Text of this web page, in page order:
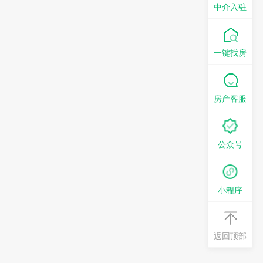
中介入驻
一键找房
房产客服
公众号
小程序
返回顶部